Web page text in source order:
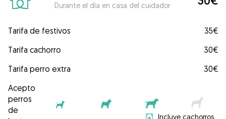
Durante el día en casa del cuidador
Tarifa de festivos
35€
Tarifa cachorro
30€
Tarifa perro extra
30€
Acepto
perros
de
Incluye cachorros